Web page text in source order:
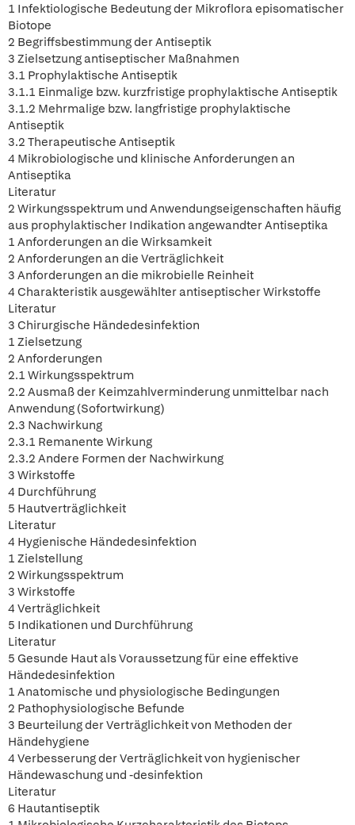
1 Infektiologische Bedeutung der Mikroflora episomatischer
Biotope
2 Begriffsbestimmung der Antiseptik
3 Zielsetzung antiseptischer Maßnahmen
3.1 Prophylaktische Antiseptik
3.1.1 Einmalige bzw. kurzfristige prophylaktische Antiseptik
3.1.2 Mehrmalige bzw. langfristige prophylaktische
Antiseptik
3.2 Therapeutische Antiseptik
4 Mikrobiologische und klinische Anforderungen an
Antiseptika
Literatur
2 Wirkungsspektrum und Anwendungseigenschaften häufig
aus prophylaktischer Indikation angewandter Antiseptika
1 Anforderungen an die Wirksamkeit
2 Anforderungen an die Verträglichkeit
3 Anforderungen an die mikrobielle Reinheit
4 Charakteristik ausgewählter antiseptischer Wirkstoffe
Literatur
3 Chirurgische Händedesinfektion
1 Zielsetzung
2 Anforderungen
2.1 Wirkungsspektrum
2.2 Ausmaß der Keimzahlverminderung unmittelbar nach
Anwendung (Sofortwirkung)
2.3 Nachwirkung
2.3.1 Remanente Wirkung
2.3.2 Andere Formen der Nachwirkung
3 Wirkstoffe
4 Durchführung
5 Hautverträglichkeit
Literatur
4 Hygienische Händedesinfektion
1 Zielstellung
2 Wirkungsspektrum
3 Wirkstoffe
4 Verträglichkeit
5 Indikationen und Durchführung
Literatur
5 Gesunde Haut als Voraussetzung für eine effektive
Händedesinfektion
1 Anatomische und physiologische Bedingungen
2 Pathophysiologische Befunde
3 Beurteilung der Verträglichkeit von Methoden der
Händehygiene
4 Verbesserung der Verträglichkeit von hygienischer
Händewaschung und -desinfektion
Literatur
6 Hautantiseptik